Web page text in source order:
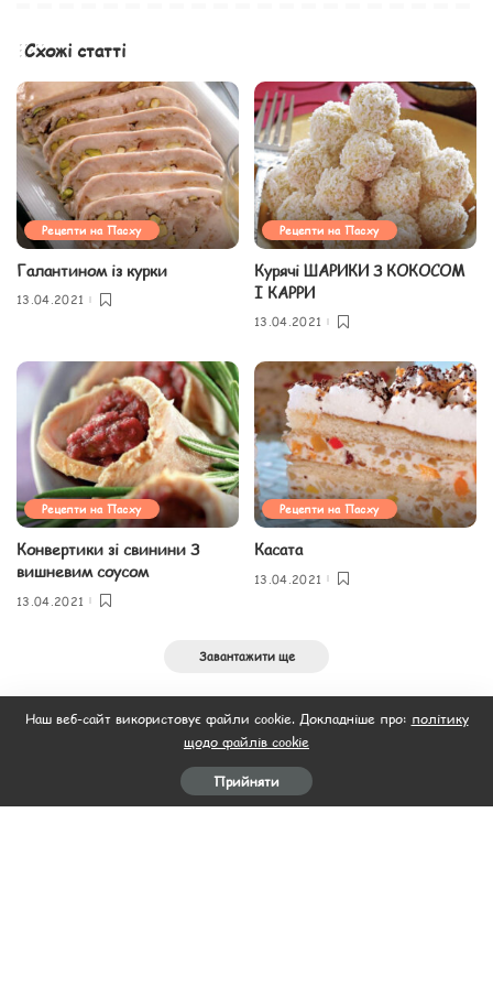
Схожі статті
Рецепти на Пасху
Галантином із курки
13.04.2021
Рецепти на Пасху
Курячі ШАРИКИ З КОКОСОМ
І КАРРИ
13.04.2021
Рецепти на Пасху
Конвертики зі свинини З
вишневим соусом
13.04.2021
Рецепти на Пасху
Касата
13.04.2021
Завантажити ще
Наш веб-сайт використовує файли cookie. Докладніше про: політику
щодо файлів cookie
Прийняти